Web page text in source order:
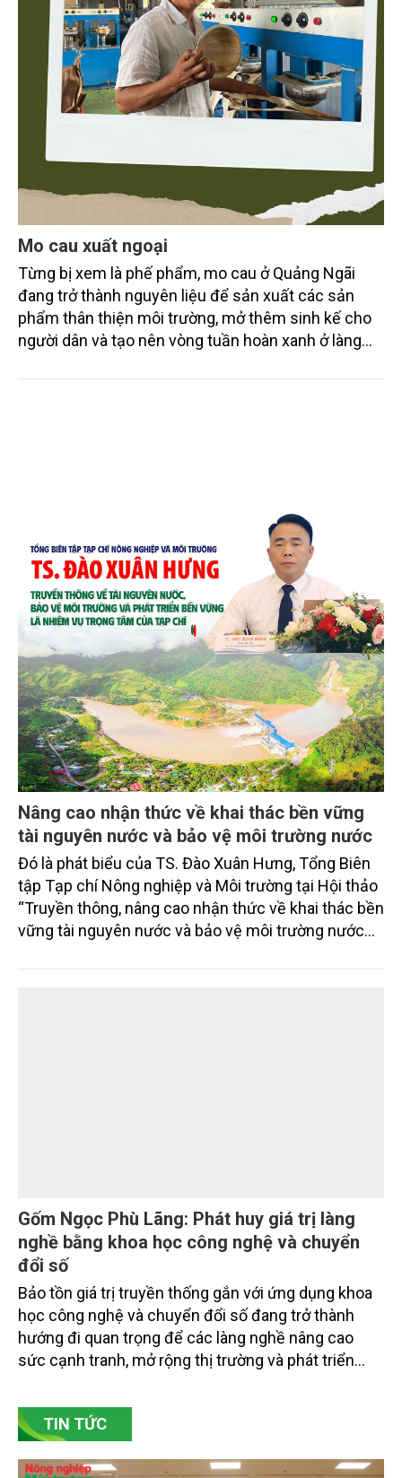
Mo cau xuất ngoại
Từng bị xem là phế phẩm, mo cau ở Quảng Ngãi
đang trở thành nguyên liệu để sản xuất các sản
phẩm thân thiện môi trường, mở thêm sinh kế cho
người dân và tạo nên vòng tuần hoàn xanh ở làng
chén, dĩa... từ mo cau đã được thị trường trong nước
Nâng cao nhận thức về khai thác bền vững
tài nguyên nước và bảo vệ môi trường nước
Đó là phát biểu của TS. Đào Xuân Hưng, Tổng Biên
tập Tạp chí Nông nghiệp và Môi trường tại Hội thảo
“Truyền thông, nâng cao nhận thức về khai thác bền
vững tài nguyên nước và bảo vệ môi trường nước
trường phối hợp với Sở Nông nghiệp và Môi trường
Gốm Ngọc Phù Lãng: Phát huy giá trị làng
nghề bằng khoa học công nghệ và chuyển
đổi số
Bảo tồn giá trị truyền thống gắn với ứng dụng khoa
học công nghệ và chuyển đổi số đang trở thành
hướng đi quan trọng để các làng nghề nâng cao
sức cạnh tranh, mở rộng thị trường và phát triển
Bắc Ninh, nhiều nghệ nhân và cơ sở sản xuất đã
chủ động đổi mới tư duy, đầu tư công nghệ, xây
TIN TỨC